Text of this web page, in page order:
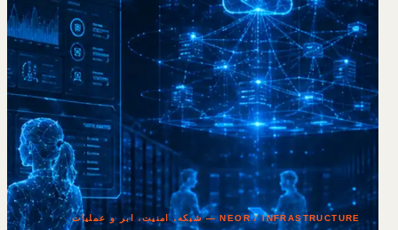
NEOR / INFRASTRUCTURE — شبکه، امنیت، ابر و عملیات